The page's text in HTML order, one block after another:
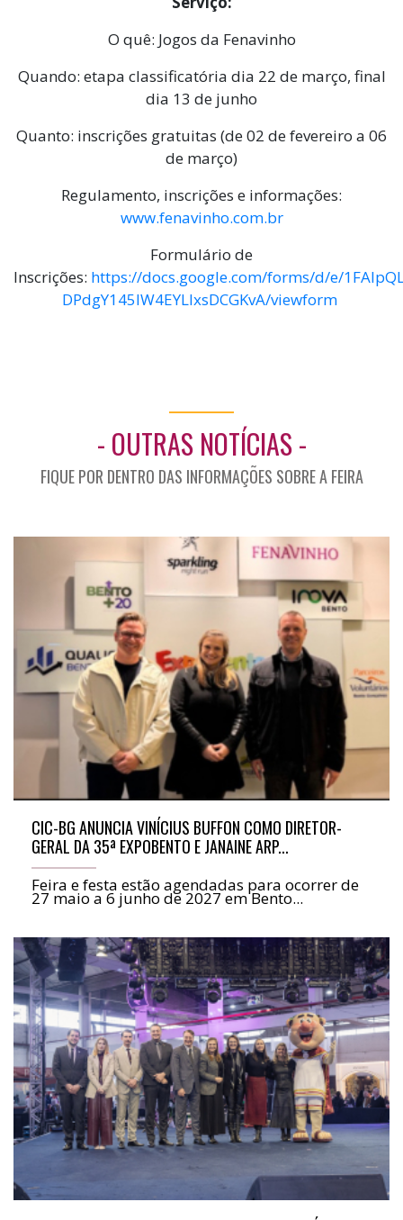
O quê: Jogos da Fenavinho
Quando: etapa classificatória dia 22 de março, final
dia 13 de junho
Quanto: inscrições gratuitas (de 02 de fevereiro a 06
de março)
Regulamento, inscrições e informações:
www.fenavinho.com.br
Formulário de
Inscrições: https://docs.google.com/forms/d/e/
DPdgY145lW4EYLlxsDCGKvA/viewform
- OUTRAS NOTÍCIAS -
FIQUE POR DENTRO DAS INFORMAÇÕES SOBRE A FEIRA
CIC-BG ANUNCIA VINÍCIUS BUFFON COMO DIRETOR-
GERAL DA 35ª EXPOBENTO E JANAINE ARP...
Feira e festa estão agendadas para ocorrer de
27 maio a 6 junho de 2027 em Bento...